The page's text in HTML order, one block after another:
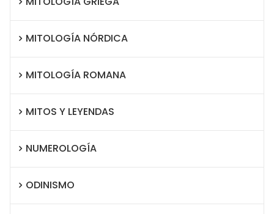
MITOLOGÍA NÓRDICA
MITOLOGÍA ROMANA
MITOS Y LEYENDAS
NUMEROLOGÍA
ODINISMO